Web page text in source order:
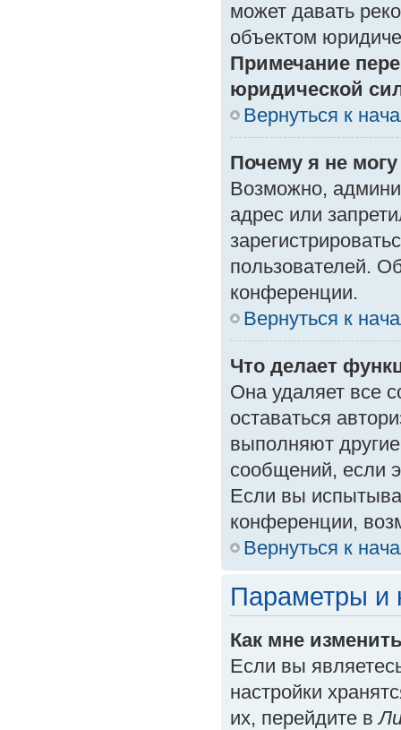
может давать
объектом
Примечание
юридической
Вернуться к
Почему я не
Возможно,
адрес или
пользователей.
конференции.
Вернуться к
Что делает
Она удаляет все
оставаться
выполняют
сообщений, если
Если вы
конференции,
Вернуться к
Параметры и
Как мне
Если вы
настройки
их, перейдите в